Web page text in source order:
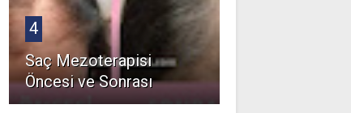
4
Saç Mezoterapisi
Öncesi ve Sonrası